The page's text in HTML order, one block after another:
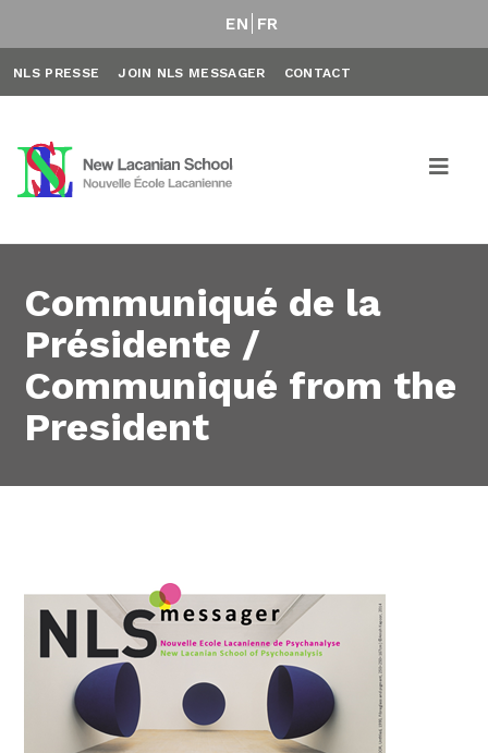
EN FR
NLS PRESSE JOIN NLS MESSAGER CONTACT
Communiqué de la
Présidente /
Communiqué from the
President